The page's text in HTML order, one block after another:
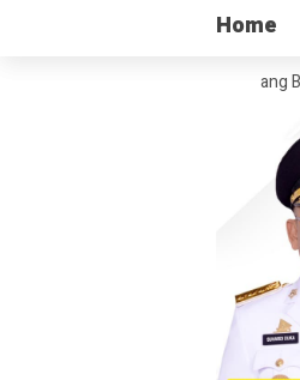
Home
Home
Arif, Remaja Kalukku yang Berjuang